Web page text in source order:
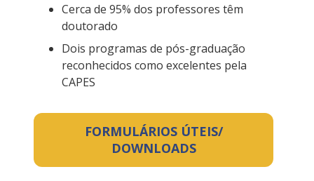
Cerca de 95% dos professores têm
doutorado
Dois programas de pós-graduação
reconhecidos como excelentes pela
CAPES
FORMULÁRIOS ÚTEIS/
DOWNLOADS